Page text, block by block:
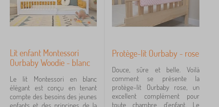
Lit enfant Montessori
Ourbaby Woodie - blanc
Le lit Montessori en blanc
élégant est conçu en tenant
compte des besoins des jeunes
Protège-lit Ourbaby - rose
Douce, sûre et belle. Voilà
comment se présente la
protège-lit Ourbaby rose, un
excellent complément pour
toute chambre d'enfant. Le